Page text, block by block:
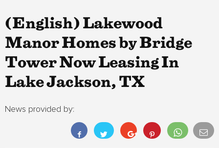
(English) Lakewood
Manor Homes by Bridge
Tower Now Leasing In
Lake Jackson, TX
News provided by: